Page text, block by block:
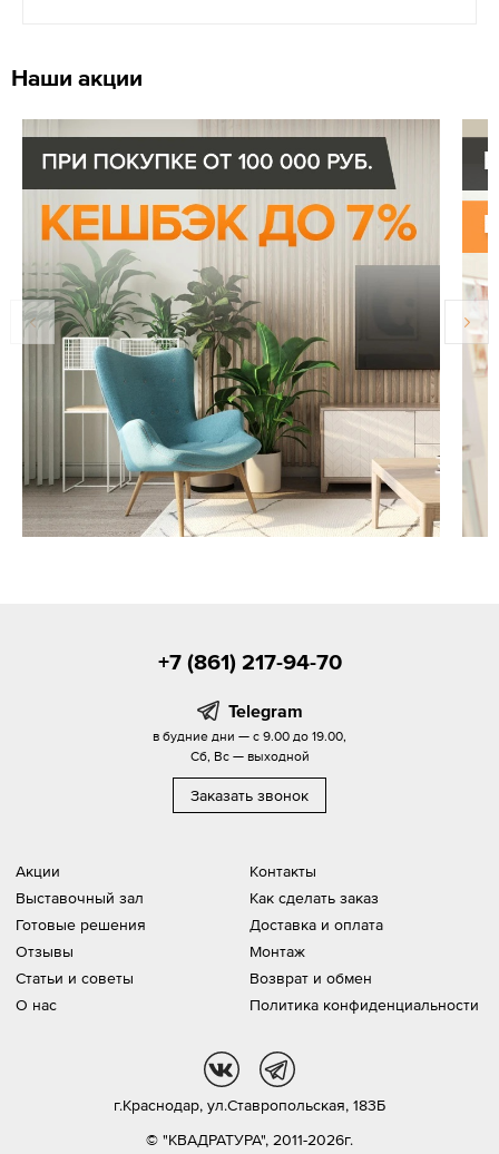
Наши акции
Акции
Выставочный зал
Готовые решения
Отзывы
Статьи и советы
О нас
Контакты
Как сделать заказ
Доставка и оплата
Монтаж
Возврат и обмен
Политика конфиденциальности
+7 (861) 217-94-70
Telegram
в будние дни — с 9.00 до 19.00,
Сб, Вс — выходной
Заказать звонок
© "КВАДРАТУРА", 2011-2026г.
г.Краснодар, ул.Ставропольская, 183Б
vk